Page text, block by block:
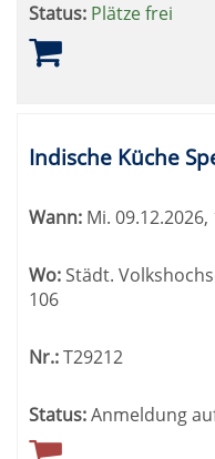
Status: Plätze frei
Indische Küche
Wann: Mi.
Wo:Städt.
106
Nr.:T29212
Status:Anmeldung